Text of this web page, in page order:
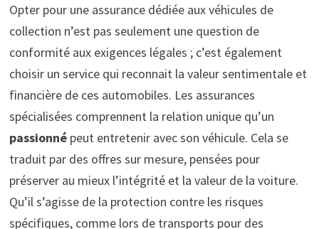
Opter pour une assurance dédiée aux véhicules de
collection n’est pas seulement une question de
conformité aux exigences légales ; c’est également
choisir un service qui reconnait la valeur sentimentale et
financière de ces automobiles. Les assurances
spécialisées comprennent la relation unique qu’un
passionnépeut entretenir avec son véhicule. Cela se
traduit par des offres sur mesure, pensées pour
préserver au mieux l’intégrité et la valeur de la voiture.
Qu’il s’agisse de la protection contre les risques
spécifiques, comme lors de transports pour des